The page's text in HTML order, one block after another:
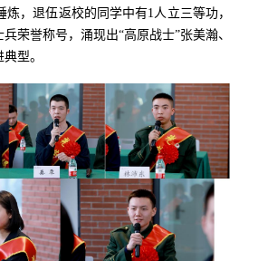
，退伍返校的同学中有1人立三等功，
荣誉称号，涌现出“高原战士”张美瀚、
型。